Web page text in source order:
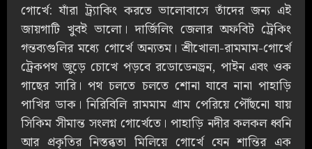
গোর্খে: যাঁরা ট্র্যাকিং করতে ভালোবাসে তাঁদের জন্য এই
জায়গাটি খুবই ভালো। দার্জিলিং জেলার অফবিট ট্রেকিং
গন্তব্যগুলির মধ্যে গোর্খে অন্যতম। শ্রীখোলা-রামমাম-গোর্খে
ট্রেকপথ জুড়ে চোখে পড়বে রডোডেনড্রন, পাইন এবং ওক
গাছের সারি। পথ চলতে চলতে শোনা যাবে নানা পাহাড়ি
পাখির ডাক। নিরিবিলি রামমাম গ্রাম পেরিয়ে পৌঁছনো যায়
সিকিম সীমান্ত সংলগ্ন গোর্খেতে। পাহাড়ি নদীর কলকল ধ্বনি
আর প্রকৃতির নিস্তব্ধতা মিলিয়ে গোর্খে যেন শান্তির এক